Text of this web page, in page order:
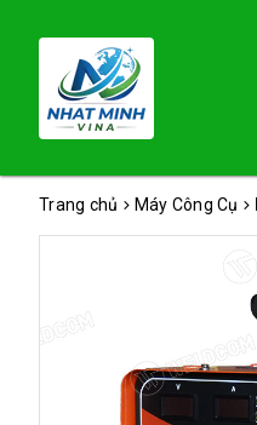
Trang chủ Máy Công Cụ